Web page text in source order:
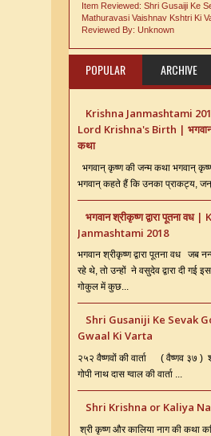
Item Reviewed: Shri Gusaiji Ke
Mathuravasi Vaishnav Kshtri Ki
Reviewed By: Unknown
POPULAR ARCHIVE
Krishna Janmashtami
Lord Krishna's Birth | भगवान्
कथा
भगवान् कृष्ण की जन्म कथा भगवान्
भगवान् कहते हैं कि उनका प्राकट्य,
भगवान श्रीकृष्ण द्वारा पूतना वध
Janmashtami 2018
भगवान श्रीकृष्ण द्वारा पूतना वध जब
रहे थे, तो उन्हों ने वसुदेव द्वारा दी गई
गोकुल में कुछ...
Shri Gusaniji Ke Sevak
Gwaal Ki Varta
२५२ वैष्णवों की वार्ता ( वैष्णव ३७ )
गोपी नाथ दास ग्वाल की वार्ता ...
Shri Krishna or Kaliya
श्री कृष्ण और कालिया नाग की कथा